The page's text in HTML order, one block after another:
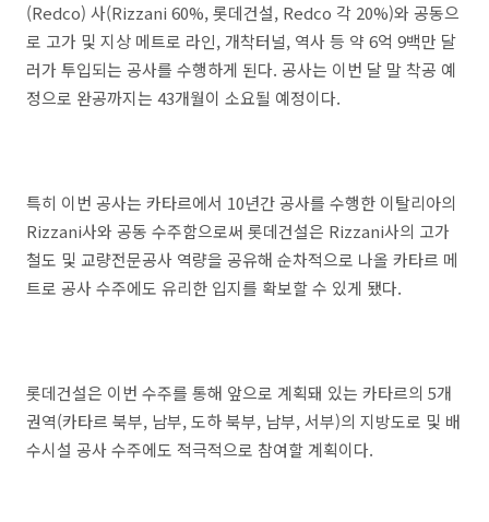
(Redco) 사(Rizzani 60%, 롯데건설, Redco 각 20%)와 공동으
로 고가 및 지상 메트로 라인, 개착터널, 역사 등 약 6억 9백만 달
러가 투입되는 공사를 수행하게 된다. 공사는 이번 달 말 착공 예
정으로 완공까지는 43개월이 소요될 예정이다.
특히 이번 공사는 카타르에서 10년간 공사를 수행한 이탈리아의
Rizzani사와 공동 수주함으로써 롯데건설은 Rizzani사의 고가
철도 및 교량전문공사 역량을 공유해 순차적으로 나올 카타르 메
트로 공사 수주에도 유리한 입지를 확보할 수 있게 됐다.
롯데건설은 이번 수주를 통해 앞으로 계획돼 있는 카타르의 5개
권역(카타르 북부, 남부, 도하 북부, 남부, 서부)의 지방도로 및 배
수시설 공사 수주에도 적극적으로 참여할 계획이다.